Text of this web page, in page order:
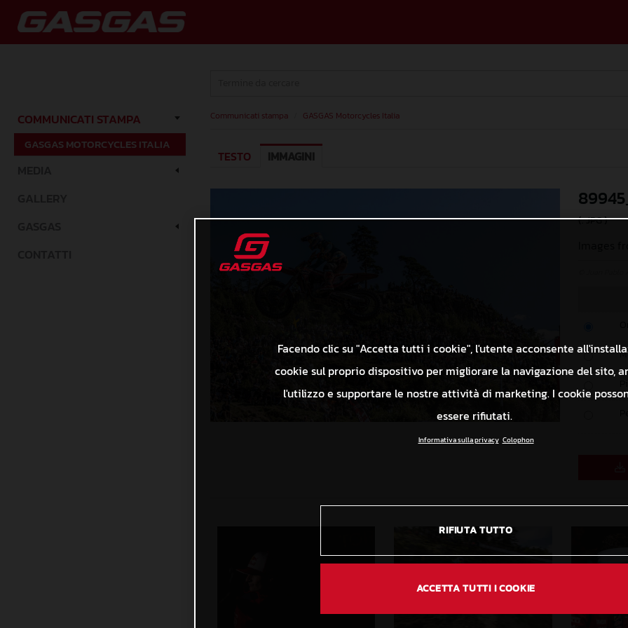
COMMUNICATI STAMPA
GASGAS MOTORCYCLES ITALIA
Communicati stampa GASGAS Motorcycles Italia
TESTO IMMAGINI
(. JPG )
Images
Facendo clic su "Accetta tutti i cookie", l'utente acconsente
cookie sul proprio dispositivo per migliorare la navigazione del sito,
l'utilizzo e supportare le nostre attività di marketing. I cookie
essere rifiutati.
Informativa sulla privacy Colophon
RIFIUTA TUTTO
ACCETTA TUTTI I COOKIE